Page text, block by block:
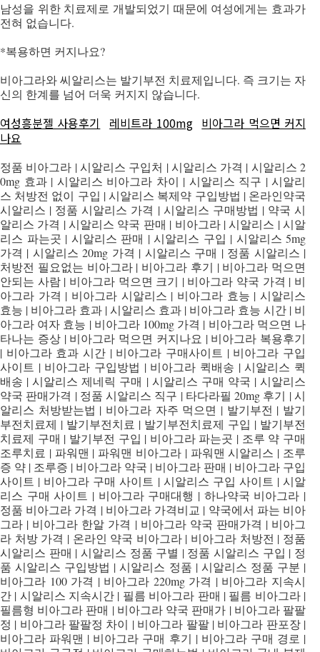
남성을 위한 치료제로 개발되었기 때문에 여성에게는 효과가
전혀 없습니다.
*복용하면 커지나요?
비아그라와 씨알리스는 발기부전 치료제입니다. 즉 크기는 자
신의 한계를 넘어 더욱 커지지 않습니다.
여성흥분젤 사용후기 레비트라 100mg 비아그라 먹으면 커지
나요
정품 비아그라 | 시알리스 구입처 | 시알리스 가격 | 시알리스 2
0mg 효과 | 시알리스 비아그라 차이 | 시알리스 직구 | 시알리
스 처방전 없이 구입 | 시알리스 복제약 구입방법 | 온라인약국
시알리스 | 정품 시알리스 가격 | 시알리스 구매방법 | 약국 시
알리스 가격 | 시알리스 약국 판매 | 비아그라 | 시알리스 | 시알
리스 파는곳 | 시알리스 판매 | 시알리스 구입 | 시알리스 5mg
가격 | 시알리스 20mg 가격 | 시알리스 구매 | 정품 시알리스 |
처방전 필요없는 비아그라 | 비아그라 후기 | 비아그라 먹으면
안되는 사람 | 비아그라 먹으면 크기 | 비아그라 약국 가격 | 비
아그라 가격 | 비아그라 시알리스 | 비아그라 효능 | 시알리스
효능 | 비아그라 효과 | 시알리스 효과 | 비아그라 효능 시간 | 비
아그라 여자 효능 | 비아그라 100mg 가격 | 비아그라 먹으면 나
타나는 증상 | 비아그라 먹으면 커지나요 | 비아그라 복용후기
| 비아그라 효과 시간 | 비아그라 구매사이트 | 비아그라 구입
사이트 | 비아그라 구입방법 | 비아그라 퀵배송 | 시알리스 퀵
배송 | 시알리스 제네릭 구매 | 시알리스 구매 약국 | 시알리스
약국 판매가격 | 정품 시알리스 직구 | 타다라필 20mg 후기 | 시
알리스 처방받는법 | 비아그라 자주 먹으면 | 발기부전 | 발기
부전치료제 | 발기부전치료 | 발기부전치료제 구입 | 발기부전
치료제 구매 | 발기부전 구입 | 비아그라 파는곳 | 조루 약 구매
조루치료 | 파워맨 | 파워맨 비아그라 | 파워맨 시알리스 | 조루
증 약 | 조루증 | 비아그라 약국 | 비아그라 판매 | 비아그라 구입
사이트 | 비아그라 구매 사이트 | 시알리스 구입 사이트 | 시알
리스 구매 사이트 | 비아그라 구매대행 | 하나약국 비아그라 |
정품 비아그라 가격 | 비아그라 가격비교 | 약국에서 파는 비아
그라 | 비아그라 한알 가격 | 비아그라 약국 판매가격 | 비아그
라 처방 가격 | 온라인 약국 비아그라 | 비아그라 처방전 | 정품
시알리스 판매 | 시알리스 정품 구별 | 정품 시알리스 구입 | 정
품 시알리스 구입방법 | 시알리스 정품 | 시알리스 정품 구분 |
비아그라 100 가격 | 비아그라 220mg 가격 | 비아그라 지속시
간 | 시알리스 지속시간 | 필름 비아그라 판매 | 필름 비아그라 |
필름형 비아그라 판매 | 비아그라 약국 판매가 | 비아그라 팔팔
정 | 비아그라 팔팔정 차이 | 비아그라 팔팔 | 비아그라 판포장 |
비아그라 파워맨 | 비아그라 구매 후기 | 비아그라 구매 경로 |